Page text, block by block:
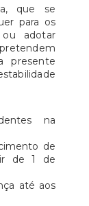
que se
para os
adotar
presente
na
de
de 1 de
até aos